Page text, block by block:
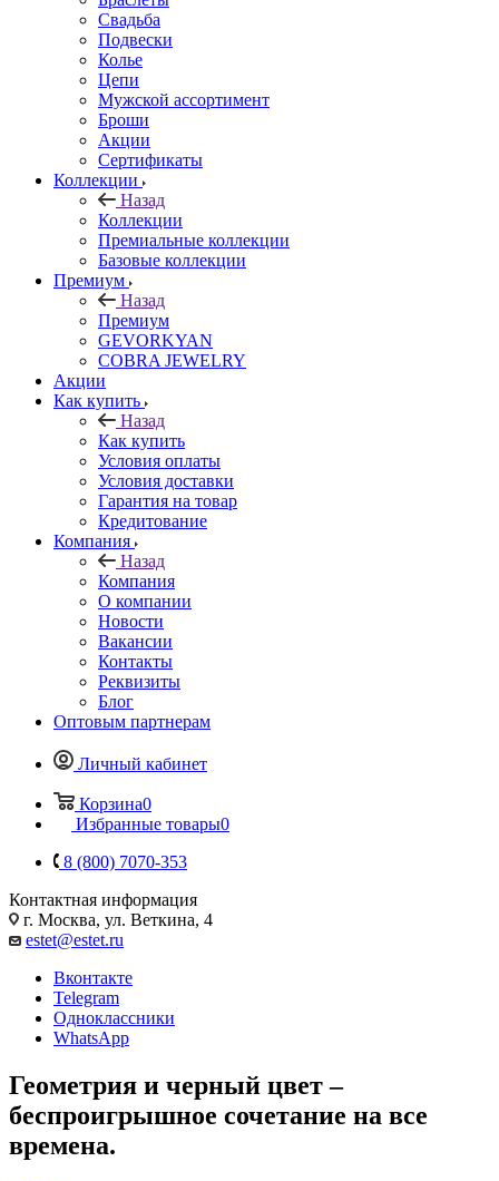
Свадьба
Подвески
Колье
Цепи
Мужской ассортимент
Броши
Акции
Сертификаты
Коллекции
Назад
Коллекции
Премиальные коллекции
Базовые коллекции
Премиум
Назад
Премиум
GEVORKYAN
COBRA JEWELRY
Акции
Как купить
Назад
Как купить
Условия оплаты
Условия доставки
Гарантия на товар
Кредитование
Компания
Назад
Компания
О компании
Новости
Вакансии
Контакты
Реквизиты
Блог
Оптовым партнерам
Личный кабинет
Корзина0
Избранные товары0
8 (800) 7070-353
Контактная информация
г. Москва, ул. Веткина, 4
estet@estet.ru
Вконтакте
Telegram
Одноклассники
WhatsApp
Геометрия и черный цвет –
беспроигрышное сочетание на все
времена.